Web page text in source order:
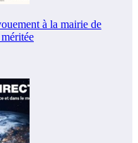
à la mairie de